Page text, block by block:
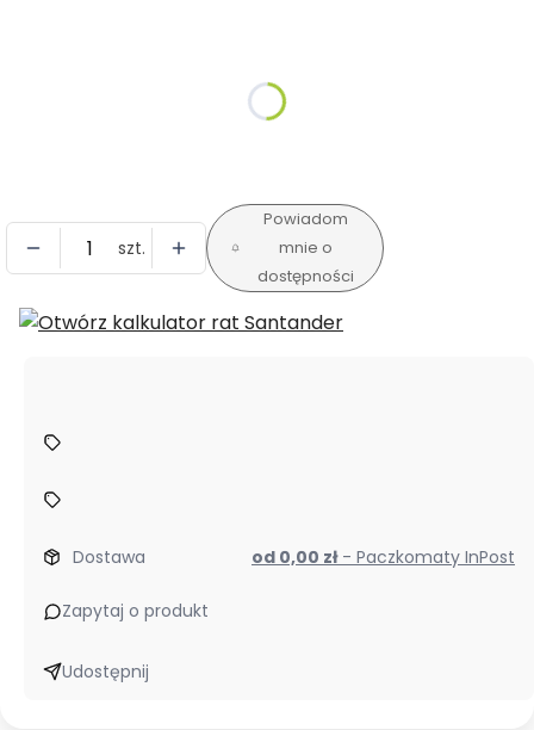
szt.
Powiadom
mnie o
dostępności
Dostawa od 0,00 zł - Paczkomaty InPost
Zapytaj o produkt
Udostępnij